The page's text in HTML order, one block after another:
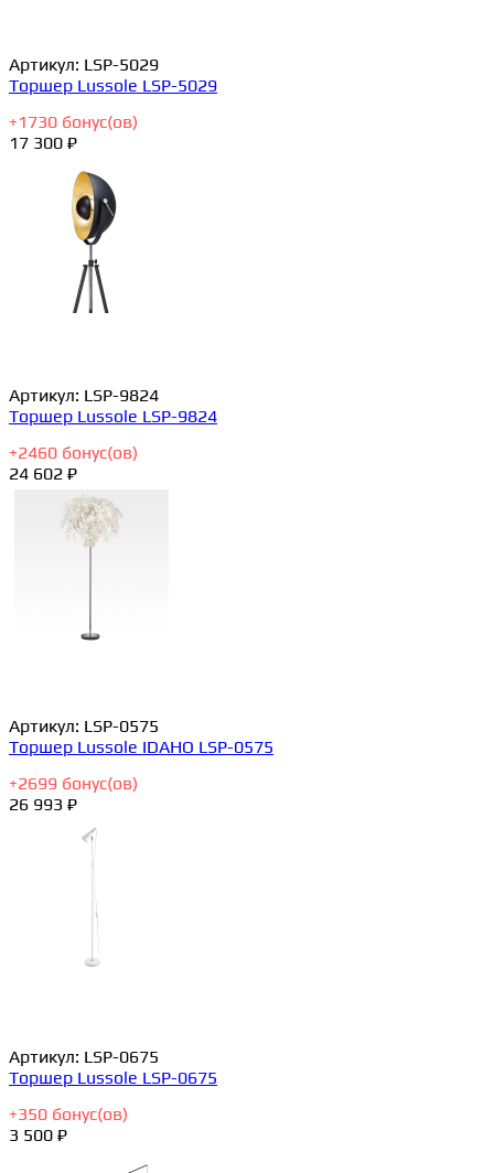
Артикул: LSP-5029
Торшер Lussole LSP-5029
+1730 бонус(ов)
17 300 ₽
Артикул: LSP-9824
Торшер Lussole LSP-9824
+2460 бонус(ов)
24 602 ₽
Артикул: LSP-0575
Торшер Lussole IDAHO LSP-0575
+2699 бонус(ов)
26 993 ₽
Артикул: LSP-0675
Торшер Lussole LSP-0675
+350 бонус(ов)
3 500 ₽